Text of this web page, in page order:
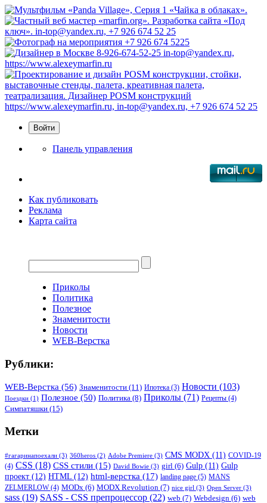
Панель управления
Как публиковать
Реклама
Карта сайта
Приколы
Политика
Полезное
Знаменитости
Новости
WEB-Верстка
Рублики:
WEB-Верстка (56) Знаменитости (11) Ипотека (3) Новости (103)
Поездки (1) Полезное (50) Политика (8) Приколы (71) Рецепты (4)
Симпатяшки (15)
Метки
#гагаринапоехали (3) 360heros (2) Adobe Premiere (3) CMS MODX (11) COVID-19
(4) CSS (18) CSS стили (15) David Bowie (3) girl (6) Gulp (11) Gulp
проект (12) HTML (12) html-верстка (17) landing page (5) MANS
ZELMERLOW(4) MODx (6) MODX Revolution (7) nice girl (3) Open Server (3)
sass (19) SASS - CSS препроцессор (22) web (7) Webdesign (6) web